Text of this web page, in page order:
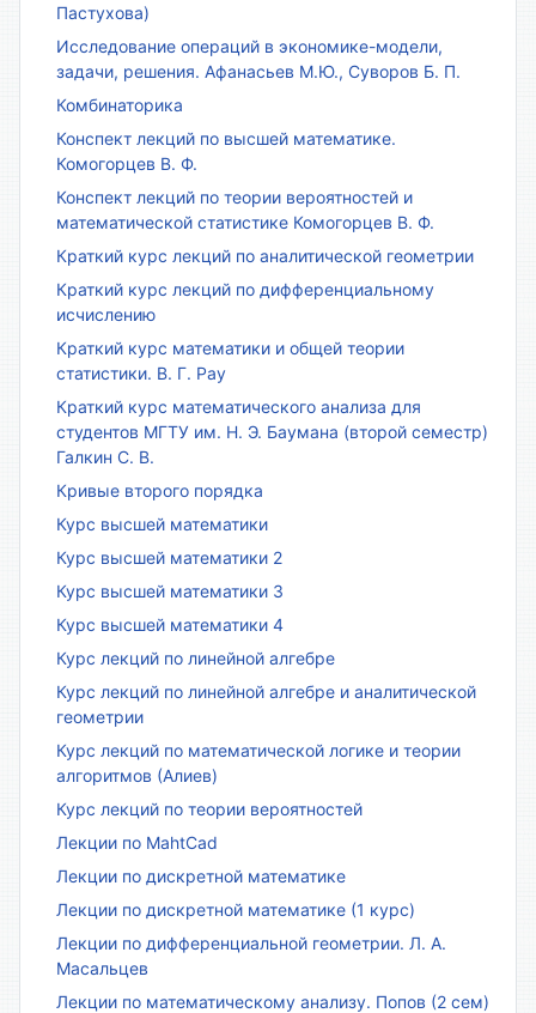
Пастухова)
Исследование операций в экономике-модели,
задачи, решения. Афанасьев М.Ю., Суворов Б. П.
Комбинаторика
Конспект лекций по высшей математике.
Комогорцев В. Ф.
Конспект лекций по теории вероятностей и
математической статистике Комогорцев В. Ф.
Краткий курс лекций по аналитической геометрии
Краткий курс лекций по дифференциальному
исчислению
Краткий курс математики и общей теории
статистики. В. Г. Рау
Краткий курс математического анализа для
студентов МГТУ им. Н. Э. Баумана (второй семестр)
Галкин С. В.
Кривые второго порядка
Курс высшей математики
Курс высшей математики 2
Курс высшей математики 3
Курс высшей математики 4
Курс лекций по линейной алгебре
Курс лекций по линейной алгебре и аналитической
геометрии
Курс лекций по математической логике и теории
алгоритмов (Алиев)
Курс лекций по теории вероятностей
Лекции по MahtCad
Лекции по дискретной математике
Лекции по дискретной математике (1 курс)
Лекции по дифференциальной геометрии. Л. А.
Масальцев
Лекции по математическому анализу. Попов (2 сем)